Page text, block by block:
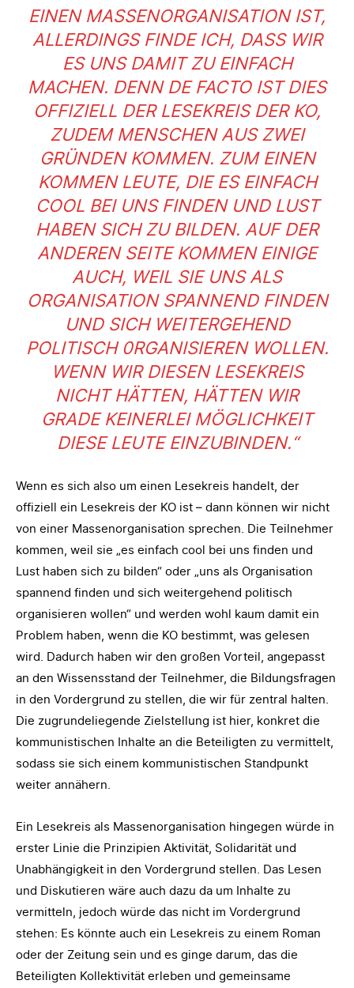
EINEN MASSENORGANISATION IST,
ALLERDINGS FINDE ICH, DASS WIR
ES UNS DAMIT ZU EINFACH
MACHEN. DENN DE FACTO IST DIES
OFFIZIELL DER LESEKREIS DER KO,
ZUDEM MENSCHEN AUS ZWEI
GRÜNDEN KOMMEN. ZUM EINEN
KOMMEN LEUTE, DIE ES EINFACH
COOL BEI UNS FINDEN UND LUST
HABEN SICH ZU BILDEN. AUF DER
ANDEREN SEITE KOMMEN EINIGE
AUCH, WEIL SIE UNS ALS
ORGANISATION SPANNEND FINDEN
UND SICH WEITERGEHEND
POLITISCH 0RGANISIEREN WOLLEN.
WENN WIR DIESEN LESEKREIS
NICHT HÄTTEN, HÄTTEN WIR
GRADE KEINERLEI MÖGLICHKEIT
DIESE LEUTE EINZUBINDEN.“
Wenn es sich also um einen Lesekreis handelt, der
offiziell ein Lesekreis der KO ist – dann können wir nicht
von einer Massenorganisation sprechen. Die Teilnehmer
kommen, weil sie „es einfach cool bei uns finden und
Lust haben sich zu bilden“ oder „uns als Organisation
spannend finden und sich weitergehend politisch
organisieren wollen“ und werden wohl kaum damit ein
Problem haben, wenn die KO bestimmt, was gelesen
wird. Dadurch haben wir den großen Vorteil, angepasst
an den Wissensstand der Teilnehmer, die Bildungsfragen
in den Vordergrund zu stellen, die wir für zentral halten.
Die zugrundeliegende Zielstellung ist hier, konkret die
kommunistischen Inhalte an die Beteiligten zu vermittelt,
sodass sie sich einem kommunistischen Standpunkt
weiter annähern.
Ein Lesekreis als Massenorganisation hingegen würde in
erster Linie die Prinzipien Aktivität, Solidarität und
Unabhängigkeit in den Vordergrund stellen. Das Lesen
und Diskutieren wäre auch dazu da um Inhalte zu
vermitteln, jedoch würde das nicht im Vordergrund
stehen: Es könnte auch ein Lesekreis zu einem Roman
oder der Zeitung sein und es ginge darum, das die
Beteiligten Kollektivität erleben und gemeinsame